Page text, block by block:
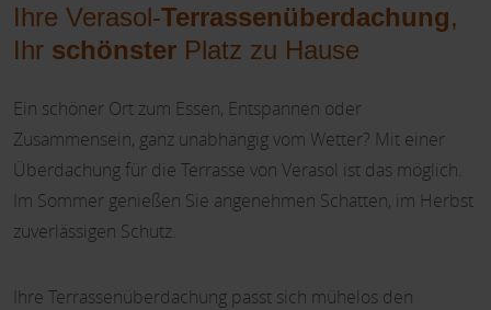
Ihre Verasol-Terrassenüberdachung,
Ihr schönster Platz zu Hause
Ein schöner Ort zum Essen, Entspannen oder
Zusammensein, ganz unabhängig vom Wetter? Mit einer
Überdachung für die Terrasse von Verasol ist das möglich.
Im Sommer genießen Sie angenehmen Schatten, im Herbst
zuverlässigen Schutz.
Ihre Terrassenüberdachung passt sich mühelos den